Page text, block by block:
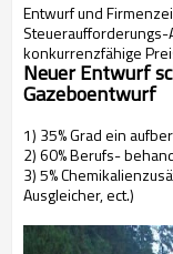
Entwurf und
konkurrenzfähige
Neuer Entwurf
Gazeboentwurf
1) 35% Grad ein
2) 60% Berufs-
3) 5%
Ausgleicher, ect.)